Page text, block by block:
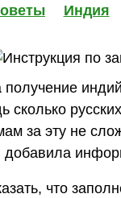
Индия
получение
сколько
за эту не
добавила
что